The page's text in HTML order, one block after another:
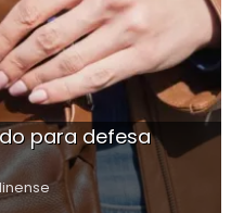
para defesa